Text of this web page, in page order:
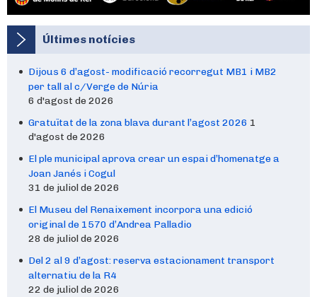
Últimes notícies
Dijous 6 d’agost- modificació recorregut MB1 i MB2
per tall al c/Verge de Núria
6 d'agost de 2026
Gratuïtat de la zona blava durant l’agost 2026 1
d'agost de 2026
El ple municipal aprova crear un espai d’homenatge a
Joan Janés i Cogul
31 de juliol de 2026
El Museu del Renaixement incorpora una edició
original de 1570 d’Andrea Palladio
28 de juliol de 2026
Del 2 al 9 d’agost: reserva estacionament transport
alternatiu de la R4
22 de juliol de 2026